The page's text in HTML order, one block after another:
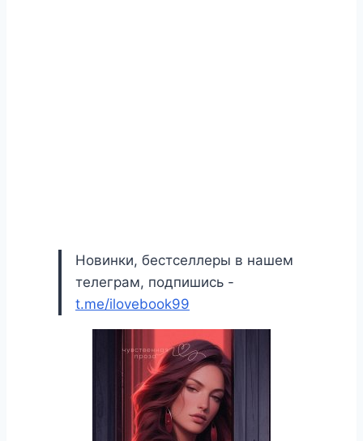
Новинки, бестселлеры в нашем
телеграм, подпишись -
t.me/ilovebook99